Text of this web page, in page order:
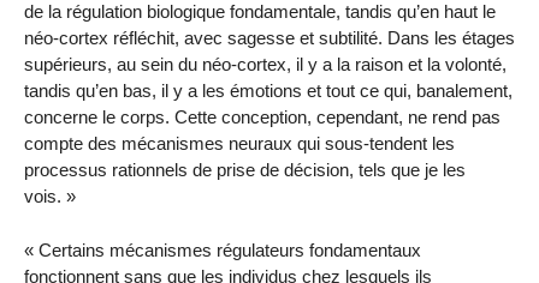
de la régulation biologique fondamentale, tandis qu’en haut le
néo-cortex réfléchit, avec sagesse et subtilité. Dans les étages
supérieurs, au sein du néo-cortex, il y a la raison et la volonté,
tandis qu’en bas, il y a les émotions et tout ce qui, banalement,
concerne le corps. Cette conception, cependant, ne rend pas
compte des mécanismes neuraux qui sous-tendent les
processus rationnels de prise de décision, tels que je les
vois. »
« Certains mécanismes régulateurs fondamentaux
fonctionnent sans que les individus chez lesquels ils